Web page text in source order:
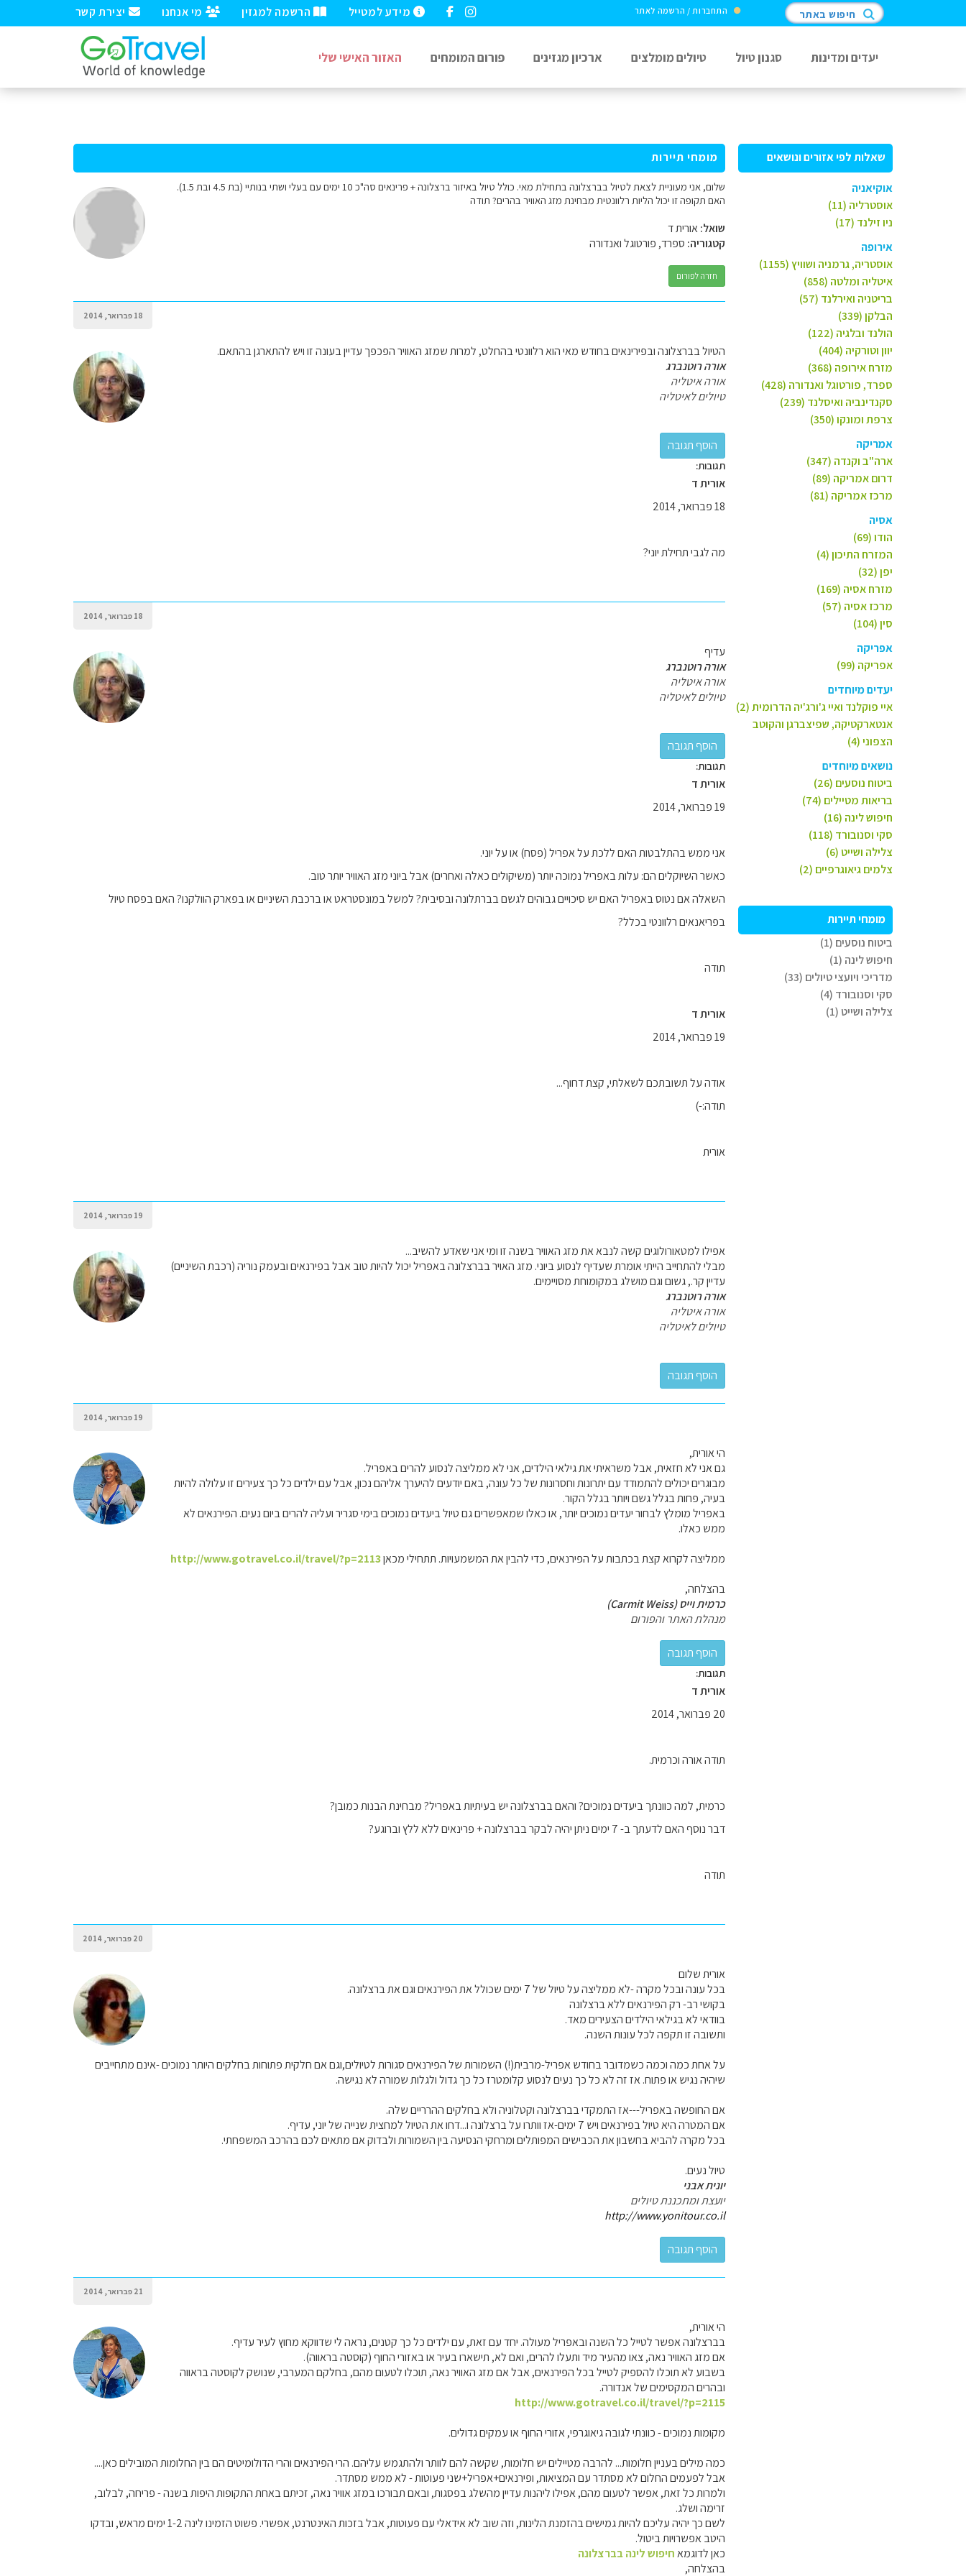
יצירת קשר מי אנחנו הרשמה למגזין מידע למטייל התחברות / הרשמה לאתר חיפוש באתר
יעדים ומדינות סגנון טיול טיולים מומלצים ארכיון מגזינים פורום המומחים האזור האישי שלי
שאלות לפי אזורים ונושאים
אוקיאניה
אוסטרליה (11)
ניו זילנד (17)
אירופה
אוסטריה, גרמניה ושוויץ (1155)
איטליה ומלטה (858)
בריטניה ואירלנד (57)
הבלקן (339)
הולנד ובלגיה (122)
יוון וטורקיה (404)
מזרח אירופה (368)
ספרד, פורטוגל ואנדורה (428)
סקנדינביה ואיסלנד (239)
צרפת ומונקו (350)
אמריקה
ארה"ב וקנדה (347)
דרום אמריקה (89)
מרכז אמריקה (81)
אסיה
הודו (69)
המזרח התיכון (4)
יפן (32)
מזרח אסיה (169)
מרכז אסיה (57)
סין (104)
אפריקה
אפריקה (99)
יעדים מיוחדים
איי פוקלנד ואיי ג'ורג'יה הדרומית (2)
אנטארקטיקה, שפיצברגן והקוטב
הצפוני (4)
נושאים מיוחדים
ביטוח נוסעים (26)
בריאות מטיילים (74)
חיפוש לינה (16)
סקי וסנובורד (118)
צלילה ושייט (6)
צלמים גיאוגרפיים (2)
מומחי תיירות
ביטוח נוסעים (1)
חיפוש לינה (1)
מדריכי ויועצי טיולים (33)
סקי וסנובורד (4)
צלילה ושייט (1)
מומחי תיירות
שלום, אני מעוניית לצאת לטיול בברצלונה בתחילת מאי. כולל טיול באיזור ברצלונה + פרינאים סה"כ 10 ימים עם בעלי ושתי בנותיי (בת 4.5 ובת 1.5).
האם תקופה זו יכול הליות רלוונטית מבחינת מזג האוויר בהרים? תודה
שואל:אורית ד
קטגוריה: ספרד, פורטוגל ואנדורה
חזרה לפורום
18 פברואר, 2014
הטיול בברצלונה ובפירינאים בחודש מאי הוא רלוונטי בהחלט, למרות שמזג האוויר הפכפך עדיין בעונה זו ויש להתארגן בהתאם.
אורה רוטנברג
אורה איטליה
טיולים לאיטליה
תגובות:
אורית ד
18 פברואר, 2014
מה לגבי תחילת יוני?
18 פברואר, 2014
עדיף
אורה רוטנברג
אורה איטליה
טיולים לאיטליה
תגובות:
אורית ד
19 פברואר, 2014
אני ממש בהתלבטות האם ללכת על אפריל (פסח) או על יוני.
כאשר השיוקלים הם: עלות באפריל נמוכה יותר (משיקולים כאלה ואחרים) אבל ביוני מזג האוויר יותר טוב.
השאלה אם נטוס באפריל האם יש סיכויים גבוהים לגשם בברתלונה ובסיבית? למשל במונסטראט או ברכבת השיניים או בפארק הוולקנו? האם בפסח טיול
בפריאנאים רלוונטי בכלל?
תודה
אורית ד
19 פברואר, 2014
אודה על תשובתכם לשאלתי, קצת דחוף...
תודה:-)
אורית
19 פברואר, 2014
אפילו למטאורולוגים קשה לנבא את מזג האוויר בשנה זו ומי אני שאדע להשיב...
מבלי להתחייב הייתי אומרת שעדיף לנסוע ביוני. מזג האויר בברצלונה באפריל יכול להיות טוב אבל בפירנאים ובעמק נוריה (רכבת השיניים)
עדיין קר., גשום וגם מושלג במקומוחת מסויימים.
אורה רוטנברג
אורה איטליה
טיולים לאיטליה
19 פברואר, 2014
הי אורית,
גם אני לא חזאית, אבל משראיתי את גילאי הילדים, אני לא ממליצה לנסוע להרים באפריל.
מבוגרים יכולים להתמודד עם יתרונות וחסרונות של כל עונה, באם יודעים להיערך אליהם נכון, אבל עם ילדים כל כך צעירים זו עלולה להיות
בעיה, פחות בגלל גשם ויותר בגלל הקור.
באפריל מומלץ לבחור יעדים נמוכים יותר, או כאלו שמאפשרים גם טיול ביעדים נמוכים בימי סגריר ועליה להרים ביום נעים. הפירנאים לא
ממש כאלו.
ממליצה לקרוא קצת בכתבות על הפירנאים, כדי להבין את המשמעויות. תתחילי מכאןhttp://www.gotravel.co.il/travel/?p=2113
בהצלחה,
כרמית וייס (Carmit Weiss)
מנהלת האתר והפורום
תגובות:
אורית ד
20 פברואר, 2014
תודה אורה וכרמית.
כרמית, למה כוונתך ביעדים נמוכים? והאם בברצלונה יש בעיתיות באפריל? מבחינת הבנות כמובן?
דבר נוסף האם לדעתך ב- 7 ימים ניתן יהיה לבקר בברצלונה + פרינאים ללא ללץ וברוגע?
תודה
20 פברואר, 2014
אורית שלום
בכל עונה ובכל מקרה -לא ממליצה על טיול של 7 ימים שכולל את הפירנאים וגם את ברצלונה.
בקושי רב- רק הפירנאים ללא ברצלונה
בוודאי לא בגילאי הילדים הצעירים מאד.
ותשובה זו תקפה לכל עונות השנה.
על אחת כמה וכמה כשמדובר בחודש אפריל-מרבית(!) השמורות של הפירנאים סגורות לטיולים,וגם אם חלקית פתוחות בחלקים היותר נמוכים -אינם מתחייבים
שיהיה נגיש או פתוח. אז זה לא כל כך נעים לנסוע קלומטרז כל כך גדול ולגלות שמורה לא נגישה.
אם החופשה באפריל---אז התמקדי בברצלונה וקטלוניה ולא בחלקים ההרריים שלה.
אם המטרה היא טיול בפירנאים ויש 7 ימים-אז וותרו על ברצלונה ו...דחו את הטיול למחצית שנייה של יוני, עדיף.
בכל מקרה להביא בחשבון את הכבישים המפותלים ומרחקי הנסיעה בין השמורות ולבדוק אם מתאים לכם בהרכב המשפחתי.
טיול נעים.
יונית אבני
יועצת ומתכננת טיולים
http://www.yonitour.co.il
21 פברואר, 2014
הי אורית,
בברצלונה אפשר לטייל כל השנה ובאפריל מעולה. יחד עם זאת, עם ילדים כל כך קטנים, נראה לי שדווקא מחוץ לעיר עדיף.
אם מזג האוויר נאה, צאו מהעיר מיד ותעלו להרים, ואם לא, תישארו בעיר או באזורי החוף (קוסטה בראווה).
בשבוע לא תוכלו להספיק לטייל בכל הפירנאים, אבל אם מזג האוויר נאה, תוכלו לטעום מהם, בחלקם המערבי, שנושק לקוסטה בראווה
ובהרים המקסימים של אנדורה.
http://www.gotravel.co.il/travel/?p=2115
מקומות נמוכים - כוונתי לגובה גיאוגרפי, אזורי החוף או עמקים גדולים.
כמה מילים בעניין חלומות... להרבה מטיילים יש חלומות, שקשה להם לוותר ולהתגמש עליהם. הרי הפירנאים והרי הדולומיטים הם בין החלומות המובילים כאן....
אבל לפעמים החלום לא מסתדר עם המציאות, ופירנאים+אפריל+שני פעוטות - לא ממש מסתדר.
ולמרות כל זאת, אפשר לטעום מהם, אפילו ליהנות עדיין מהשלג בפסגות, ובאם תבורכו במזג אוויר נאה, זכיתם באחת התקופות היפות בשנה - פריחה, לבלוב,
זרימה ושלג.
לשם כך יהיה עליכם להיות גמישים בהזמנת הלינות, וזה שוב לא אידאלי עם פעוטות, אבל בזכות האינטרנט, אפשרי. פשוט הזמינו לינה 1-2 ימים מראש, ובדקו
היטב אפשרויות ביטול.
כאן לדוגמאחיפוש לינה בברצלונה
בהצלחה,